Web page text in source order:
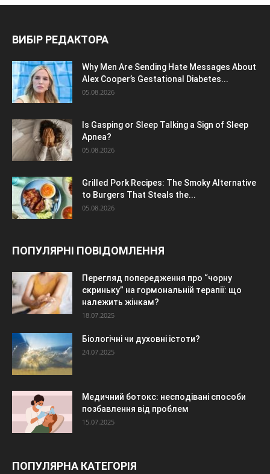
ВИБІР РЕДАКТОРА
Why Men Are Sending Hate Messages About
Alex Cooper’s Gestational Diabetes...
05.08.2026
Is Gasping or Sleep Talking a Sign of Sleep
Apnea?
05.08.2026
Grilled Pork Recipes: The Smoky Alternative
to Burgers That Steals the...
05.08.2026
ПОПУЛЯРНІ ПОВІДОМЛЕННЯ
Перегляд попередження про “чорну
скриньку” на гормональній терапії: що
належить жінкам?
18.07.2025
Біологічні чи духовні істоти?
24.07.2025
Медичний ботокс: несподівані способи
позбавлення від проблем
15.07.2025
ПОПУЛЯРНА КАТЕГОРІЯ